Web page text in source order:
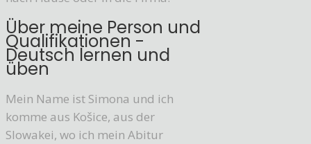
Über meine Person und
Qualifikationen -
Deutsch lernen und
üben
Mein Name ist Simona und ich
komme aus Košice, aus der
Slowakei, wo ich mein Abitur